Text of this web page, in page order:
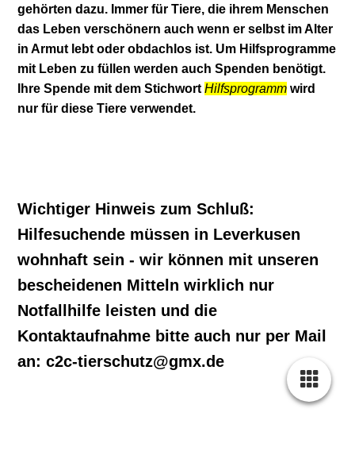
gehörten dazu. Immer für Tiere, die ihrem Menschen
das Leben verschönern auch wenn er selbst im Alter
in Armut lebt oder obdachlos ist. Um Hilfsprogramme
mit Leben zu füllen werden auch Spenden benötigt.
Ihre Spende mit dem StichwortHilfsprogramm wird
nur für diese Tiere verwendet.
Wichtiger Hinweis zum Schluß:
Hilfesuchende müssen in Leverkusen
wohnhaft sein - wir können mit unseren
bescheidenen Mitteln wirklich nur
Notfallhilfe leisten und die
Kontaktaufnahme bitte auch nur per Mail
an: c2c-tierschutz@gmx.de